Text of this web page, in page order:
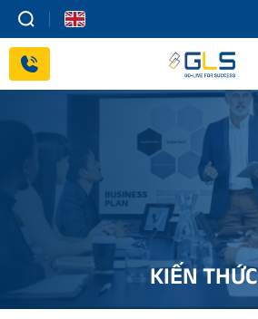
Skip
content
KIẾN THỨC